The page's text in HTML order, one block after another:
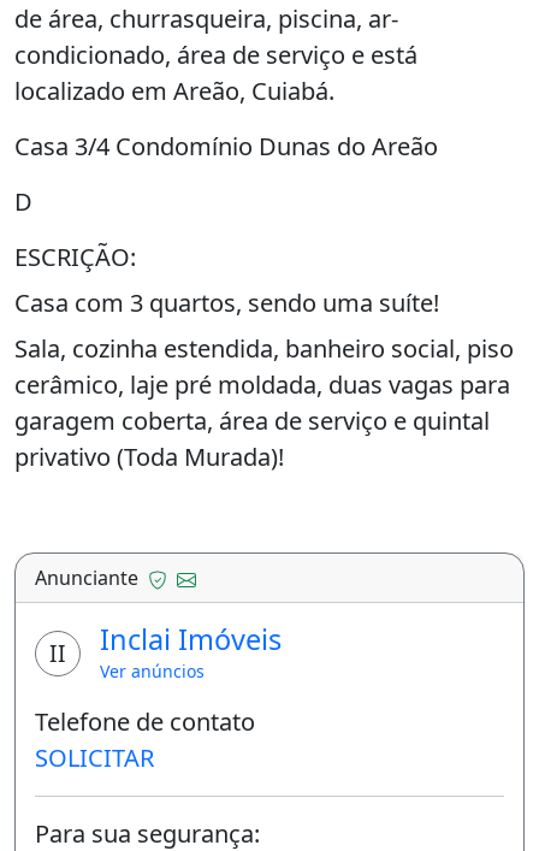
de área, churrasqueira, piscina, ar-
condicionado, área de serviço e está
localizado em Areão, Cuiabá.
Casa 3/4 Condomínio Dunas do Areão
D
ESCRIÇÃO:
Casa com 3 quartos, sendo uma suíte!
Sala, cozinha estendida, banheiro social, piso
cerâmico, laje pré moldada, duas vagas para
garagem coberta, área de serviço e quintal
privativo (Toda Murada)!
(Suíte Master e cozinha) e ainda
condicionador de ar e 4 ventiladores de teto!
Condomínio entregue com ruas asfaltadas,
calçadas cimentadas, portão eletrônico,
guarita de segurança, duas piscinas (adulto e
infantil), play Ground e Churrasqueira,
Casa toda documentada, único dono e
condições diferenciadas de negociação!
Anunciante
II Inclai Imóveis
Ver anúncios
Telefone de contato
SOLICITAR
Para sua segurança: